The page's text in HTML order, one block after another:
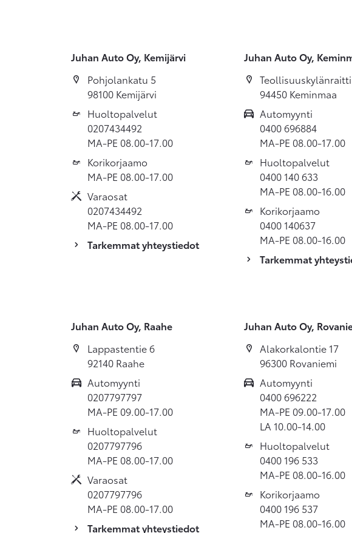
Juhan Auto Oy, Kemijärvi
Pohjolankatu 5
98100 Kemijärvi
Huoltopalvelut
0207434492
MA-PE 08.00-17.00
Korikorjaamo
MA-PE 08.00-17.00
Varaosat
0207434492
MA-PE 08.00-17.00
Tarkemmat yhteystiedot
Juhan Auto Oy,
Teollisuuskylänraitti
94450 Keminmaa
Automyynti
0400 696884
MA-PE 08.00-17.00
Huoltopalvelut
0400 140 633
MA-PE 08.00-16.00
Korikorjaamo
0400 140637
MA-PE 08.00-16.00
Tarkemmat
Juhan Auto Oy, Raahe
Lappastentie 6
92140 Raahe
Automyynti
0207797797
MA-PE 09.00-17.00
Huoltopalvelut
0207797796
MA-PE 08.00-17.00
Varaosat
0207797796
MA-PE 08.00-17.00
Tarkemmat yhteystiedot
Juhan Auto Oy,
Alakorkalontie 17
96300 Rovaniemi
Automyynti
0400 696222
MA-PE 09.00-17.00
LA 10.00-14.00
Huoltopalvelut
0400 196 533
MA-PE 08.00-16.00
Korikorjaamo
0400 196 537
MA-PE 08.00-16.00